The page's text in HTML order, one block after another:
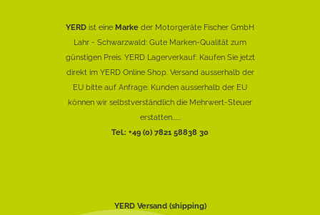
YERD ist eine Marke der Motorgeräte Fischer GmbH
Lahr - Schwarzwald: Gute Marken-Qualität zum
günstigen Preis. YERD Lagerverkauf: Kaufen Sie jetzt
direkt im YERD Online Shop. Versand ausserhalb der
EU bitte auf Anfrage. Kunden ausserhalb der EU
können wir selbstverständlich die Mehrwert-Steuer
erstatten......
Tel.: +49 (0) 7821 58838 30
YERD Versand (shipping)